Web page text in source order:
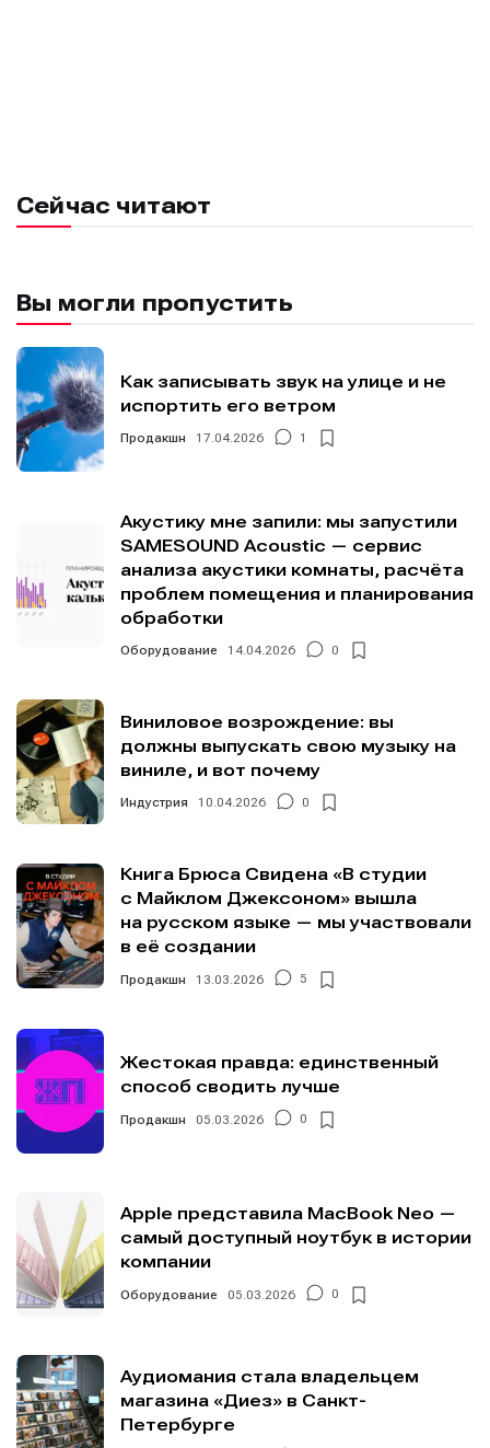
Сейчас читают
Вы могли пропустить
Как записывать звук на улице и не
испортить его ветром
Продакшн 17.04.2026 1
Акустику мне запили: мы запустили
SAMESOUND Acoustic — сервис
анализа акустики комнаты, расчёта
проблем помещения и планирования
обработки
Оборудование 14.04.2026 0
Виниловое возрождение: вы
должны выпускать свою музыку на
виниле, и вот почему
Индустрия 10.04.2026 0
Книга Брюса Свидена «В студии
с Майклом Джексоном» вышла
на русском языке — мы участвовали
в её создании
Продакшн 13.03.2026 5
Жестокая правда: единственный
способ сводить лучше
Продакшн 05.03.2026 0
Apple представила MacBook Neo —
самый доступный ноутбук в истории
компании
Оборудование 05.03.2026 0
Аудиомания стала владельцем
магазина «Диез» в Санкт-
Петербурге